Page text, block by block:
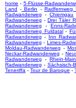
home - 5-Flüsse-
Land - Berlin - Radfernweg
Radwanderweg -Chiemgau
Radwanderweg -Drei Täler
Radwanderweg -Enns-
Radwanderweg Fuldatal-
Radwanderweg - Inn
Radwanderweg - Limes-
Moldau-Radwanderweg -
Neckar-Radwanderweg -
Radwanderweg -Rhein-
Radwanderweg - Sächsisch-
Teneriffa - Tour de Baroque -